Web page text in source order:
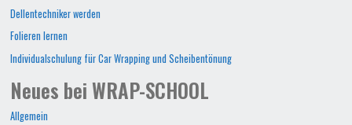
Dellentechniker werden
Folieren lernen
Individualschulung für Car Wrapping und Scheibentönung
Neues bei WRAP-SCHOOL
Allgemein